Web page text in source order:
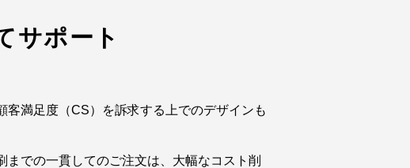
サポート
客満足度（CS）を訴求する上でのデザインも
までの一貫してのご注文は、大幅なコスト削